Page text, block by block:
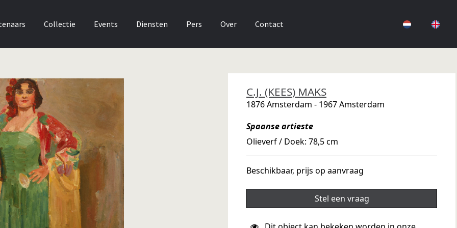
Collectie Events Diensten Pers Over Contact
C.J. (KEES) MAKS
1876 Amsterdam - 1967 Amsterdam
Spaanse artieste
Olieverf / Doek: 78,5 cm
Beschikbaar, prijs op aanvraag
Stel een vraag